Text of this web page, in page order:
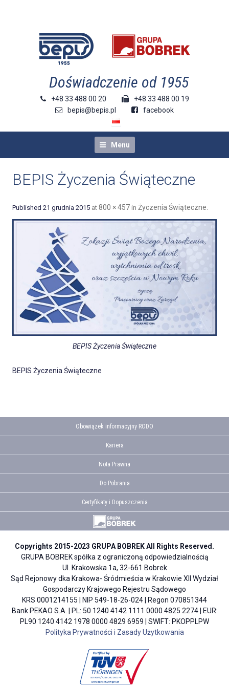
doświadczenie od 1955
+48 33 488 00 20
+48 33 488 00 19
bepis@bepis.pl
facebook
Menu
BEPIS Życzenia Świąteczne
Published 21 grudnia 2015 at 800 × 457 in Życzenia Świąteczne.
BEPIS Życzenia Świąteczne
BEPIS Życzenia Świąteczne
Obowiązek informacyjny RODO
Kariera
Nota Prawna
Do Pobrania
Certyfikaty i Dopuszczenia
Copyrights 2015-2023 GRUPA BOBREK All Rights Reserved.
GRUPA BOBREK spółka z ograniczoną odpowiedzialnością
Ul. Krakowska 1a, 32-661 Bobrek
Sąd Rejonowy dka Krakowa- Śródmieścia w Krakowie XII Wydział
Gospodarczy Krajowego Rejestru Sądowego
KRS 0001214155 | NIP 549-18-26-024 | Regon 070851344
Bank PEKAO S.A. | PL: 50 1240 4142 1111 0000 4825 2274 | EUR:
PL90 1240 4142 1978 0000 4829 6959 | SWIFT: PKOPPLPW
Polityka Prywatności i Zasady Użytkowania